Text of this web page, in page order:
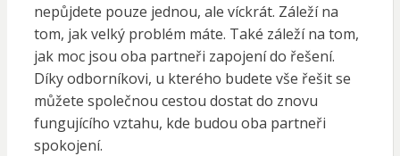
nepůjdete pouze jednou, ale víckrát. Záleží na
tom, jak velký problém máte. Také záleží na tom,
jak moc jsou oba partneři zapojení do řešení.
Díky odborníkovi, u kterého budete vše řešit se
můžete společnou cestou dostat do znovu
fungujícího vztahu, kde budou oba partneři
spokojení.